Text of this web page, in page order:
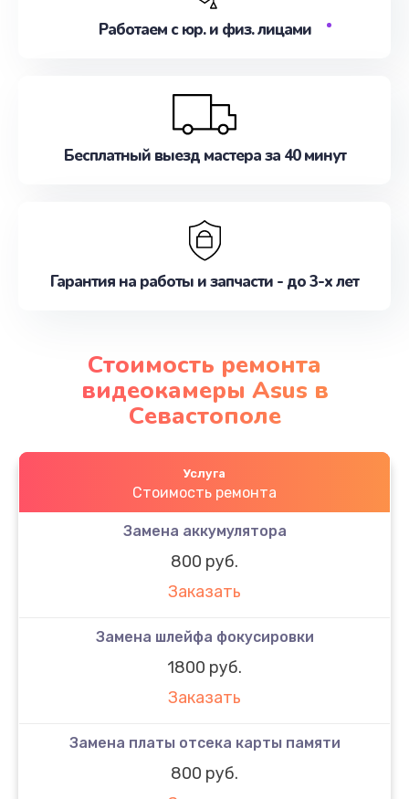
Работаем с юр. и физ. лицами
Бесплатный выезд мастера за 40 минут
Гарантия на работы и запчасти - до 3-х лет
Стоимость ремонта
видеокамеры Asus в
Севастополе
Услуга
Стоимость ремонта
Замена аккумулятора
800 руб.
Заказать
Замена шлейфа фокусировки
1800 руб.
Заказать
Замена платы отсека карты памяти
800 руб.